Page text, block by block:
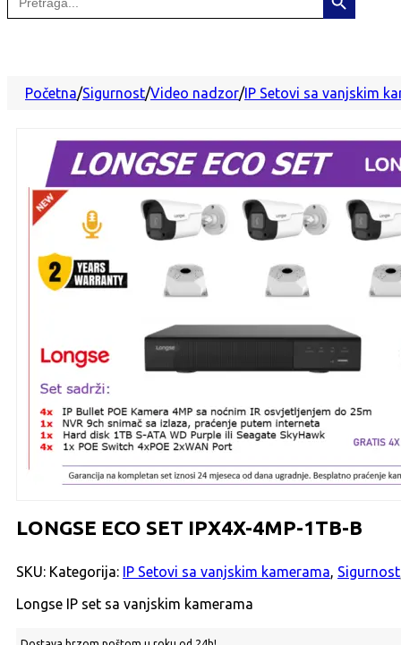
for:
Početna/Sigurnost/Video nadzor/IP Setovi sa vanjskim
LONGSE ECO SET IPX4X-4MP-1TB-B
SKU: Kategorija: IP Setovi sa vanjskim kamerama, Sigurnost
Longse IP set sa vanjskim kamerama